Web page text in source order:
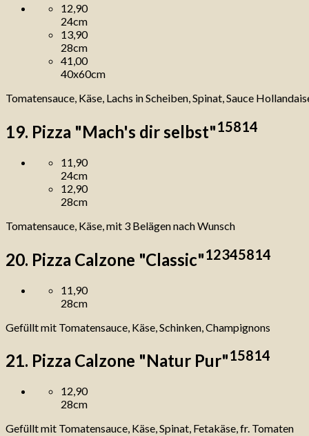
12,90
24cm
13,90
28cm
41,00
40x60cm
Tomatensauce, Käse, Lachs in Scheiben, Spinat, Sauce
19. Pizza "Mach's dir selbst"15814
11,90
24cm
12,90
28cm
Tomatensauce, Käse, mit 3 Belägen nach Wunsch
20. Pizza Calzone "Classic"12345814
11,90
28cm
Gefüllt mit Tomatensauce, Käse, Schinken, Champignons
21. Pizza Calzone "Natur Pur"15814
12,90
28cm
Gefüllt mit Tomatensauce, Käse, Spinat, Fetakäse, fr. Tomaten